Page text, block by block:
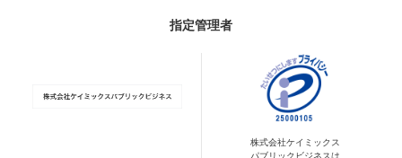
指定管理者
株式会社ケイミックス